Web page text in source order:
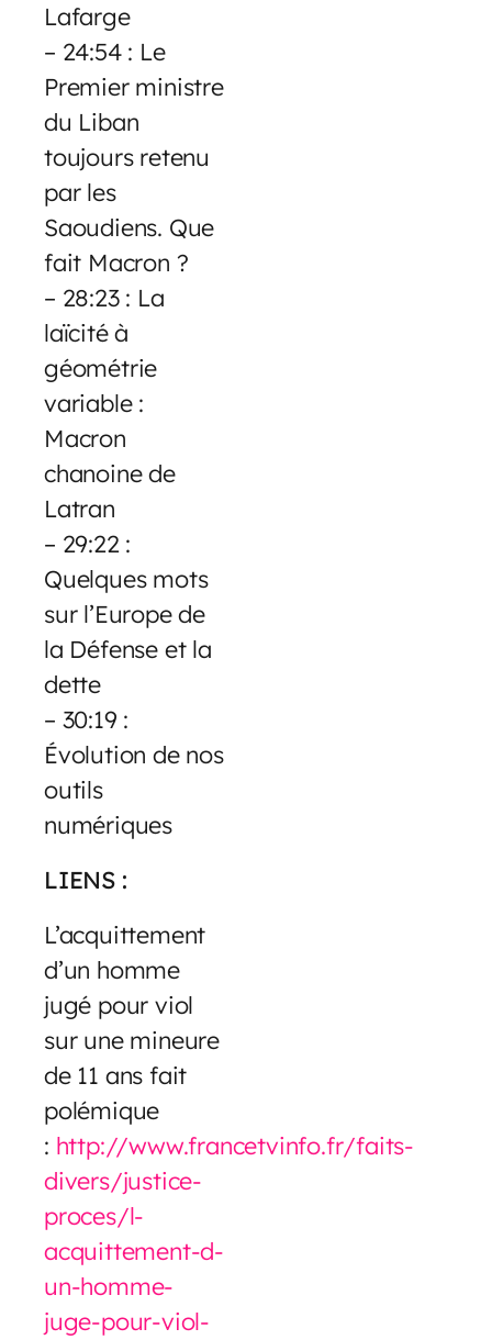
Lafarge
– 24:54 : Le
Premier ministre
du Liban
toujours retenu
par les
Saoudiens. Que
fait Macron ?
– 28:23 : La
laïcité à
géométrie
variable :
Macron
chanoine de
Latran
– 29:22 :
Quelques mots
sur l’Europe de
la Défense et la
dette
– 30:19 :
Évolution de nos
outils
numériques
LIENS :
L’acquittement
d’un homme
jugé pour viol
sur une mineure
de 11 ans fait
polémique
: http://www.francetvinfo.fr/faits-
divers/justice-
proces/l-
acquittement-d-
un-homme-
juge-pour-viol-